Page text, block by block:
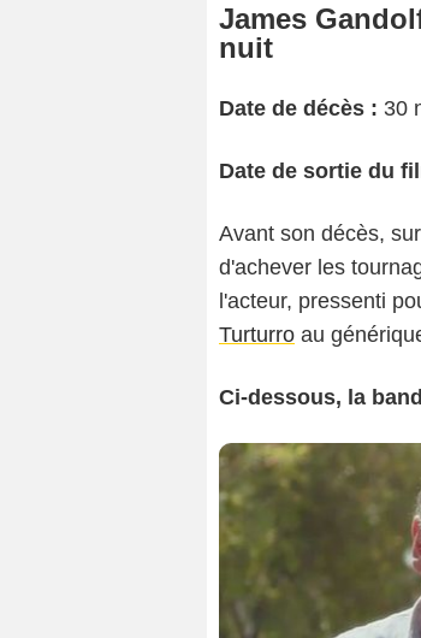
James
nuit
Date de décès : 30
Date de sortie du
Avant son décès,
d'achever les
l'acteur, pressenti
Turturro au
Ci-dessous, la